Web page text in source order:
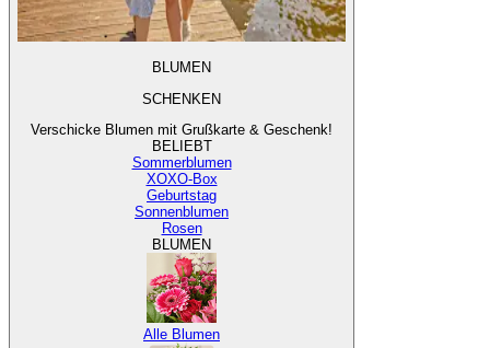
BLUMEN
SCHENKEN
Verschicke Blumen mit Grußkarte & Geschenk!
BELIEBT
Sommerblumen
XOXO-Box
Geburtstag
Sonnenblumen
Rosen
BLUMEN
Alle Blumen